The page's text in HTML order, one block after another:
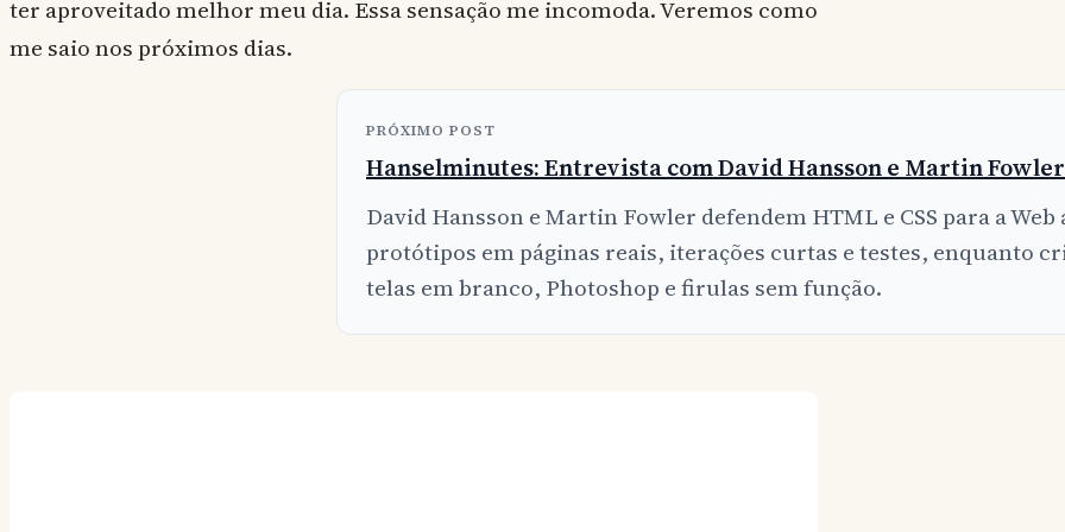
ter aproveitado melhor meu dia. Essa sensação me incomoda. Veremos como
me saio nos próximos dias.
PRÓXIMO POST
Hanselminutes: Entrevista com David Hansson e Martin Fowler
David Hansson e Martin Fowler defendem HTML e CSS para a Web
protótipos em páginas reais, iterações curtas e testes, enquanto
telas em branco, Photoshop e firulas sem função.